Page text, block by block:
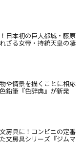
日本初の巨大都城・藤原
ざる女帝・持統天皇の凄
や情景を描くことに相応
鉛筆『色辞典』が新発
房具に！コンビニの定番
文房具シリーズ『ジムマ